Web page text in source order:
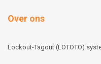
Over ons
Lockout-Tagout (LOTOTO)